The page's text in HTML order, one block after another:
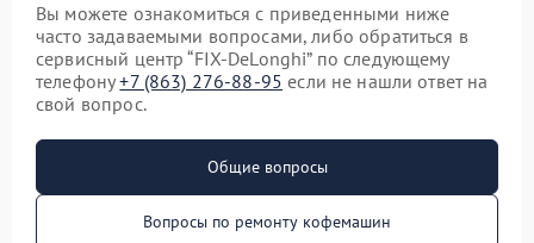
Вы можете ознакомиться с приведенными ниже
часто задаваемыми вопросами, либо обратиться в
сервисный центр “FIX-DeLonghi” по следующему
телефону+7 (863) 276-88-95 если не нашли ответ на
свой вопрос.
Общие вопросы
Вопросы по ремонту кофемашин